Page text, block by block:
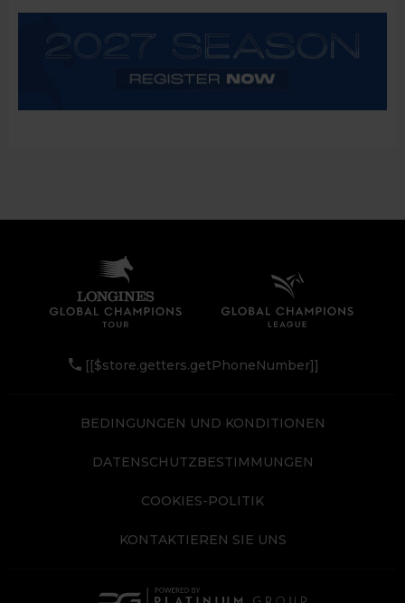
[[$store.getters.getPhoneNumber]]
BEDINGUNGEN UND KONDITIONEN
DATENSCHUTZBESTIMMUNGEN
COOKIES-POLITIK
KONTAKTIEREN SIE UNS